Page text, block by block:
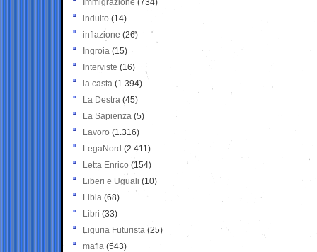
Immigrazione (734)
indulto (14)
inflazione (26)
Ingroia (15)
Interviste (16)
la casta (1.394)
La Destra (45)
La Sapienza (5)
Lavoro (1.316)
LegaNord (2.411)
Letta Enrico (154)
Liberi e Uguali (10)
Libia (68)
Libri (33)
Liguria Futurista (25)
mafia (543)